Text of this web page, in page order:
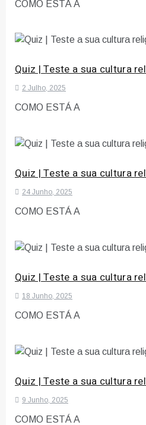
COMO ESTÁ A
Quiz | Teste a sua cultura
2 Julho, 2025
COMO ESTÁ A
Quiz | Teste a sua cultura
24 Junho, 2025
COMO ESTÁ A
Quiz | Teste a sua cultura
18 Junho, 2025
COMO ESTÁ A
Quiz | Teste a sua cultura
9 Junho, 2025
COMO ESTÁ A